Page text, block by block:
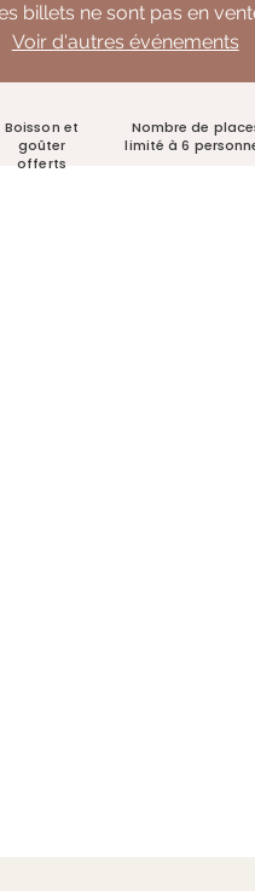
billets ne sont pas en
Voir d'autres événements
Boisson et
goûter
offerts
Nombre de
limité à 6